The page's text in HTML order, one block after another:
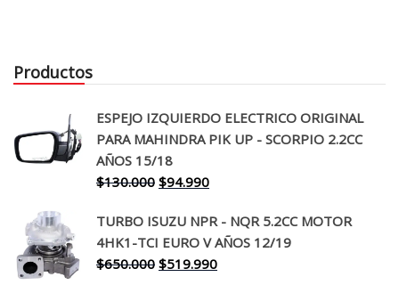
Productos
ESPEJO IZQUIERDO ELECTRICO ORIGINAL
PARA MAHINDRA PIK UP - SCORPIO 2.2CC
AÑOS 15/18
$130.000 El
original
era:
$130.000.
$94.990El
actual
es:
$94.990.
TURBO ISUZU NPR - NQR 5.2CC MOTOR
4HK1-TCI EURO V AÑOS 12/19
$650.000 El
$519.990El